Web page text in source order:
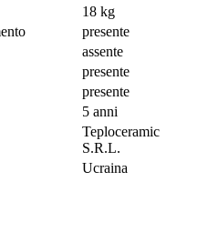
18 kg
presente
assente
presente
presente
5 anni
Teploceramic
S.R.L.
Ucraina